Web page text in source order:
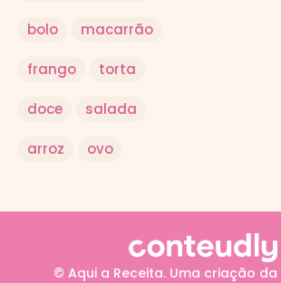
bolo macarrão
frango torta
doce salada
arroz ovo
© Aqui a Receita. Uma criação